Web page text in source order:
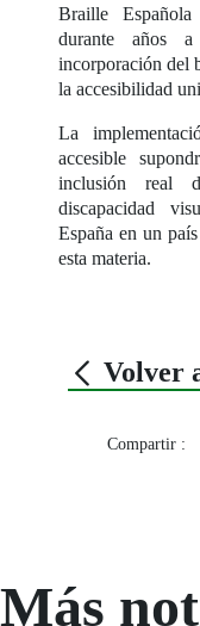
Braille
durante años a
incorporación del
la accesibilidad
La
accesible
inclusión real
discapacidad
España en un
esta materia.
Volver
Compartir :
Más